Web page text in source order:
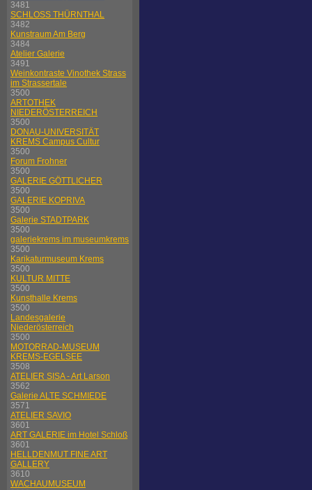
3481
SCHLOSS THÜRNTHAL
3482
Kunstraum Am Berg
3484
Atelier Galerie
3491
Weinkontraste Vinothek Strass
im Strassertale
3500
ARTOTHEK
NIEDERÖSTERREICH
3500
DONAU-UNIVERSITÄT
KREMS Campus Cultur
3500
Forum Frohner
3500
GALERIE GÖTTLICHER
3500
GALERIE KOPRIVA
3500
Galerie STADTPARK
3500
galeriekrems im museumkrems
3500
Karikaturmuseum Krems
3500
KULTUR MITTE
3500
Kunsthalle Krems
3500
Landesgalerie
Niederösterreich
3500
MOTORRAD-MUSEUM
KREMS-EGELSEE
3508
ATELIER SISA - Art Larson
3562
Galerie ALTE SCHMIEDE
3571
ATELIER SAVIO
3601
ART GALERIE im Hotel Schloß
3601
HELLDENMUT FINE ART
GALLERY
3610
WACHAUMUSEUM